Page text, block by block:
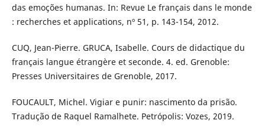
das emoções humanas. In: Revue Le français dans le monde
: recherches et applications, nº 51, p. 143-154, 2012.
CUQ, Jean-Pierre. GRUCA, Isabelle. Cours de didactique du
français langue étrangère et seconde. 4. ed. Grenoble:
Presses Universitaires de Grenoble, 2017.
FOUCAULT, Michel. Vigiar e punir: nascimento da prisão.
Tradução de Raquel Ramalhete. Petrópolis: Vozes, 2019.